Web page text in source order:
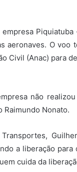
aeronaves. O
Civil (Anac) para
não
Raimundo Nonato.
a liberação
cuida da